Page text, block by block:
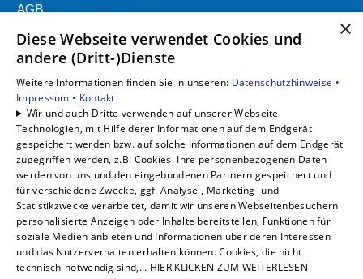
AGB
Unsere Bereiche
Privatkunden
Gewerbekunden
Karriere
Unternehmen
Kontakt
×
Diese Webseite verwendet Cookies und
andere (Dritt-)Dienste
Weitere Informationen finden Sie in unseren: Datenschutzhinweise •
Impressum • Kontakt
Wir und auch Dritte verwenden auf unserer Webseite
Technologien, mit Hilfe derer Informationen auf dem Endgerät
gespeichert werden bzw. auf solche Informationen auf dem Endgerät
zugegriffen werden, z.B. Cookies. Ihre personenbezogenen Daten
werden von uns und den eingebundenen Partnern gespeichert und
für verschiedene Zwecke, ggf. Analyse-, Marketing- und
Statistikzwecke verarbeitet, damit wir unseren Webseitenbesuchern
personalisierte Anzeigen oder Inhalte bereitstellen, Funktionen für
soziale Medien anbieten und Informationen über deren Interessen
und das Nutzerverhalten erhalten können. Cookies, die nicht
technisch-notwendig sind,... HIER KLICKEN ZUM WEITERLESEN